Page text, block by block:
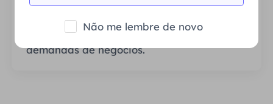
Largura de banda abundante atende às
demandas de negócios.
Não me lembre de novo